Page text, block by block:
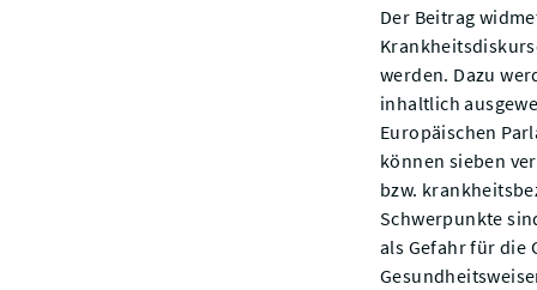
Der Beitrag
werden. Dazu
inhaltlich
Europäischen
können sieben
bzw.
Schwerpunkte
als Gefahr für die